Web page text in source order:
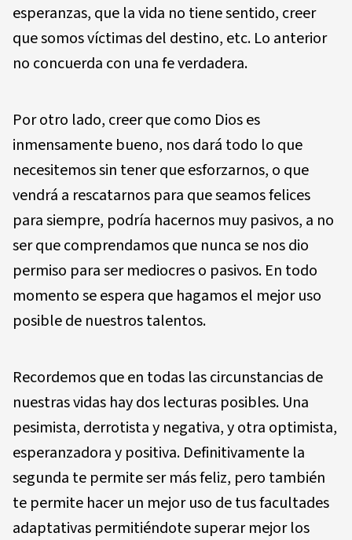
esperanzas, que la vida no tiene sentido, creer
que somos víctimas del destino, etc. Lo anterior
no concuerda con una fe verdadera.
Por otro lado, creer que como Dios es
inmensamente bueno, nos dará todo lo que
necesitemos sin tener que esforzarnos, o que
vendrá a rescatarnos para que seamos felices
para siempre, podría hacernos muy pasivos, a no
ser que comprendamos que nunca se nos dio
permiso para ser mediocres o pasivos. En todo
momento se espera que hagamos el mejor uso
posible de nuestros talentos.
Recordemos que en todas las circunstancias de
nuestras vidas hay dos lecturas posibles. Una
pesimista, derrotista y negativa, y otra optimista,
esperanzadora y positiva. Definitivamente la
segunda te permite ser más feliz, pero también
te permite hacer un mejor uso de tus facultades
adaptativas permitiéndote superar mejor los